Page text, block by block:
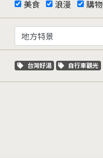
美食 浪漫 購物
關鍵字標籤
台灣好湯 關鍵字標籤
自行車觀光